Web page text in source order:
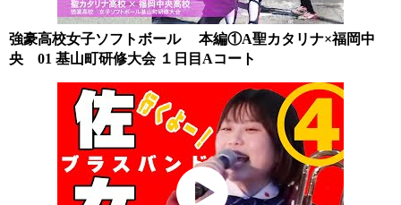
強豪高校女子ソフトボール 本編①A聖カタリナ×福岡中
央 01 基山町研修大会 １日目Aコート